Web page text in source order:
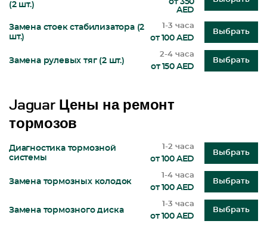
(2 шт.)
от 350
AED
Замена стоек стабилизатора (2
шт.)
1-3 часа
от 100 AED
Выбрать
Замена рулевых тяг (2 шт.)
2-4 часа
от 150 AED
Выбрать
Jaguar Цены на ремонт
тормозов
Диагностика тормозной
системы
1-2 часа
от 100 AED
Выбрать
Замена тормозных колодок
1-4 часа
от 100 AED
Выбрать
Замена тормозного диска
1-3 часа
от 100 AED
Выбрать